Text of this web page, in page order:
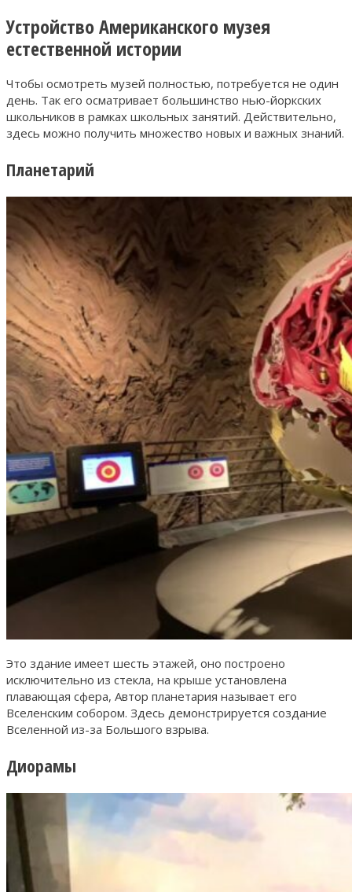
Устройство Американского музея
естественной истории
Чтобы осмотреть музей полностью, потребуется не один
день. Так его осматривает большинство нью-йоркских
школьников в рамках школьных занятий. Действительно,
здесь можно получить множество новых и важных знаний.
Планетарий
Это здание имеет шесть этажей, оно построено
исключительно из стекла, на крыше установлена
плавающая сфера, Автор планетария называет его
Вселенским собором. Здесь демонстрируется создание
Вселенной из-за Большого взрыва.
Диорамы